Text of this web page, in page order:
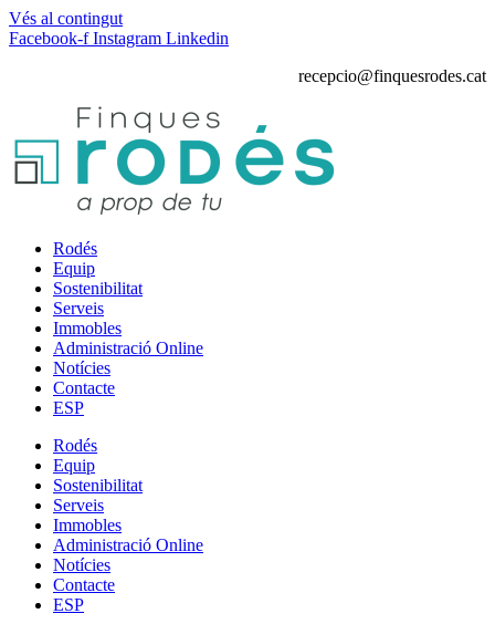
Vés al contingut
Facebook-f Instagram Linkedin
recepcio@finquesrodes.cat
Rodés
Equip
Sostenibilitat
Serveis
Immobles
Administració Online
Notícies
Contacte
ESP
Rodés
Equip
Sostenibilitat
Serveis
Immobles
Administració Online
Notícies
Contacte
ESP